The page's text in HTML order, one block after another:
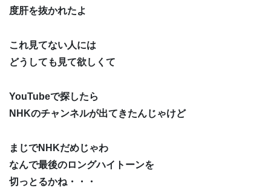
度肝を抜かれたよ
これ見てない人には
どうしても見て欲しくて
YouTubeで探したら
NHKのチャンネルが出てきたんじゃけど
まじでNHKだめじゃわ
なんで最後のロングハイトーンを
切っとるかね・・・